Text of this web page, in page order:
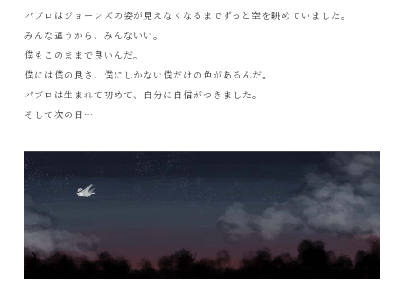
パブロはジョーンズの姿が見えなくなるまでずっと空を眺めていました。
みんな違うから、みんないい。
僕もこのままで良いんだ。
僕には僕の良さ、僕にしかない僕だけの色があるんだ。
パブロは生まれて初めて、自分に自信がつきました。
そして次の日…